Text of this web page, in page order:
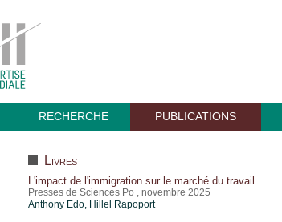
RECHERCHE PUBLICATIONS
Livres
L'impact de l'immigration sur le marché du travail
Presses de Sciences Po , novembre 2025
Anthony Edo, Hillel Rapoport